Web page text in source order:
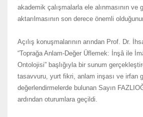
akademik çalışmalarla ele alınmasının ve
aktarılmasının son derece önemli
Açılış konuşmalarının arından Prof. Dr.
“Toprağa Anlam-Değer Üflemek: İnşâ ile
Ontolojisi” başlığıyla bir sunum
tasavvuru, yurt fikri, anlam inşası ve irfan
değerlendirmelerde bulunan Sayın
ardından oturumlara geçildi.